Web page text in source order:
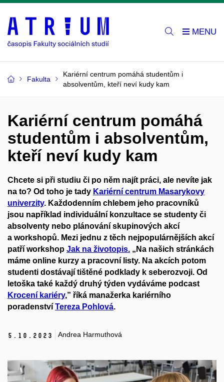
Fakulta
Kariérní centrum pomáhá studentům i
absolventům, kteří neví kudy kam
Kariérní centrum pomáhá
studentům i absolventům,
kteří neví kudy kam
C hcete si při studiu či po něm najít práci, ale nevíte jak
na to? Od toho je tady Kariérní centrum Masarykovy
univerzity. Každodenním chlebem jeho pracovníků
jsou například individuální konzultace se studenty či
absolventy nebo plánování skupinových akcí
a workshopů. Mezi jednu z těch nejpopulárnějších akcí
patří workshop Jak na životopis. „ Na našich stránkách
máme online kurzy a pracovní listy. Na akcích potom
studenti dostávají tištěné podklady k seberozvoji. Od
letoška také každý druhý týden vydáváme podcast
Krocení kariéry,” říká manažerka kariérního
poradenství Tereza Pohlová.
5. 10. 2023 Andrea Harmuthová